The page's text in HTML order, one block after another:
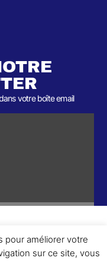
votre boîte email
Yellowpoly. Tous droits
pour améliorer votre
sur ce site, vous